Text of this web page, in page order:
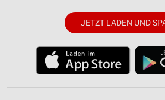
JETZT LADEN UND
Verwendung von Profilen zur Auswahl
personalisierter Inhalte
Messung der Werbeleistung
Messung der Performance von Inhalten